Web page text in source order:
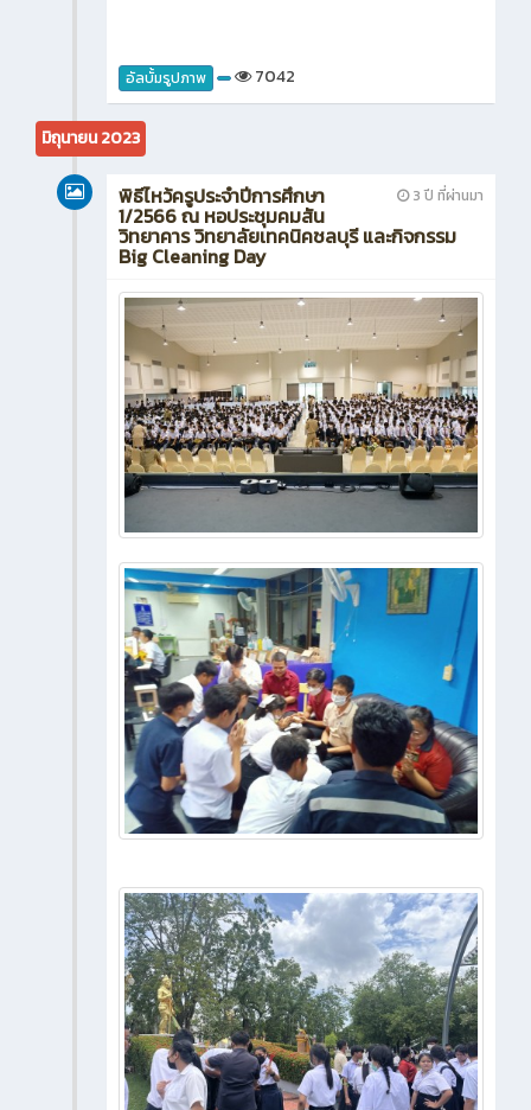
อัลบั้มรูปภาพ 7042
มิถุนายน 2023
3 ปี ที่ผ่านมา
พิธีไหว้ครูประจำปีการศึกษา
1/2566 ณ หอประชุมคมสัน
วิทยาคาร วิทยาลัยเทคนิคชลบุรี และกิจกรรม
Big Cleaning Day